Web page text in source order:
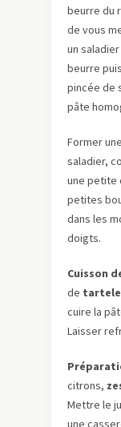
beurre du
de vous
un
beurre
pincée de
pâte
Former
saladier,
une petite
petites
dans les
doigts.
Cuisson
de
cuire la
Laisser
citrons,
Mettre le
une